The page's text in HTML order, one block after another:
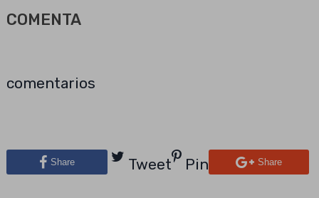
COMENTA
comentarios
Share Tweet Pin Share